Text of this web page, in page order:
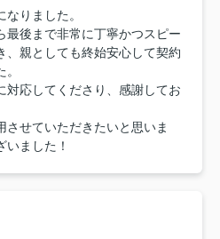
りました。
最後まで非常に丁寧かつスピー
、親としても終始安心して契約
対応してくださり、感謝してお
させていただきたいと思いま
ました！